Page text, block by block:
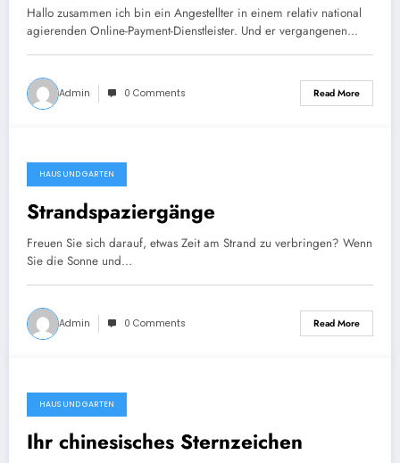
Hallo zusammen ich bin ein Angestellter in einem relativ national
agierenden Online-Payment-Dienstleister. Und er vergangenen…
Admin 0 Comments Read More
HAUS UND GARTEN
Strandspaziergänge
Freuen Sie sich darauf, etwas Zeit am Strand zu verbringen? Wenn
Sie die Sonne und…
Admin 0 Comments Read More
HAUS UND GARTEN
Ihr chinesisches Sternzeichen